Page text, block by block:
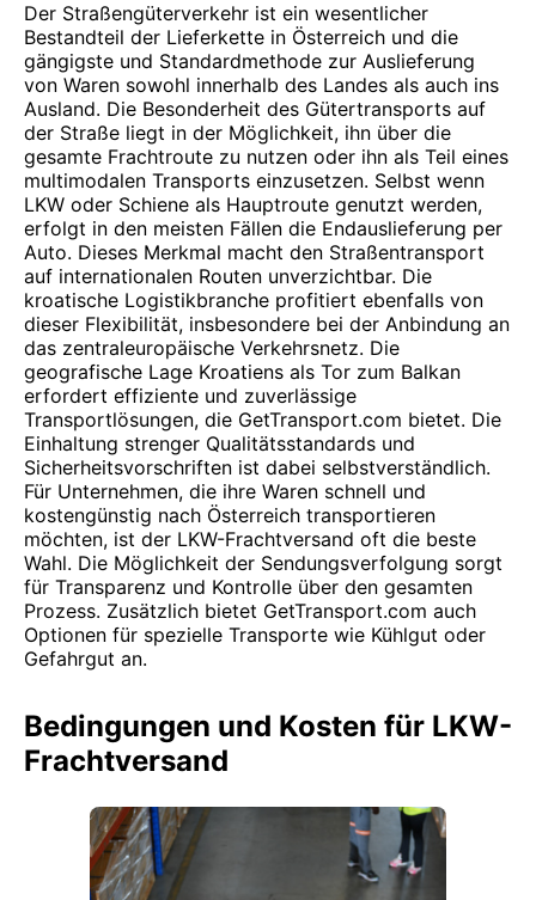
Der Straßengüterverkehr ist ein wesentlicher
Bestandteil der Lieferkette in Österreich und die
gängigste und Standardmethode zur Auslieferung
von Waren sowohl innerhalb des Landes als auch ins
Ausland. Die Besonderheit des Gütertransports auf
der Straße liegt in der Möglichkeit, ihn über die
gesamte Frachtroute zu nutzen oder ihn als Teil eines
multimodalen Transports einzusetzen. Selbst wenn
LKW oder Schiene als Hauptroute genutzt werden,
erfolgt in den meisten Fällen die Endauslieferung per
Auto. Dieses Merkmal macht den Straßentransport
auf internationalen Routen unverzichtbar. Die
kroatische Logistikbranche profitiert ebenfalls von
dieser Flexibilität, insbesondere bei der Anbindung an
das zentraleuropäische Verkehrsnetz. Die
geografische Lage Kroatiens als Tor zum Balkan
erfordert effiziente und zuverlässige
Transportlösungen, die GetTransport.com bietet. Die
Einhaltung strenger Qualitätsstandards und
Sicherheitsvorschriften ist dabei selbstverständlich.
Für Unternehmen, die ihre Waren schnell und
kostengünstig nach Österreich transportieren
möchten, ist der LKW-Frachtversand oft die beste
Wahl. Die Möglichkeit der Sendungsverfolgung sorgt
für Transparenz und Kontrolle über den gesamten
Prozess. Zusätzlich bietet GetTransport.com auch
Optionen für spezielle Transporte wie Kühlgut oder
Gefahrgut an.
Bedingungen und Kosten für LKW-
Frachtversand